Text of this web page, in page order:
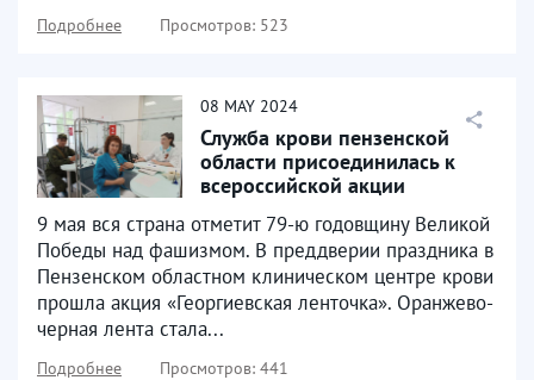
Подробнее Просмотров: 523
08 MAY 2024
Служба крови пензенской
области присоединилась к
всероссийской акции
9 мая вся страна отметит 79-ю годовщину Великой
Победы над фашизмом. В преддверии праздника в
Пензенском областном клиническом центре крови
прошла акция «Георгиевская ленточка». Оранжево-
черная лента стала...
Подробнее Просмотров: 441